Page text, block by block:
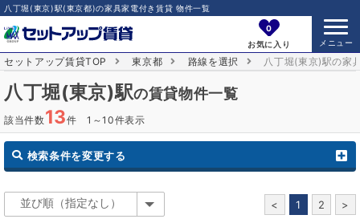
八丁堀(東京)駅(東京都)の家具家電付き賃貸 物件一覧
0
お気に入り
セットアップ賃貸TOP 東京都 路線を選択 八丁堀(東京)駅の家
八丁堀(東京)駅の賃貸物件一覧
該当件数13件 1～10件表示
検索条件を変更する
< 1 2 >